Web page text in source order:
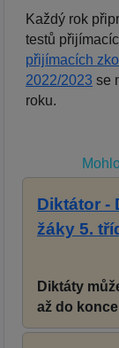
Každý rok
testů
přijímacích
2022/2023 se
roku.
Diktátor -
žáky 5.
Diktáty
až do